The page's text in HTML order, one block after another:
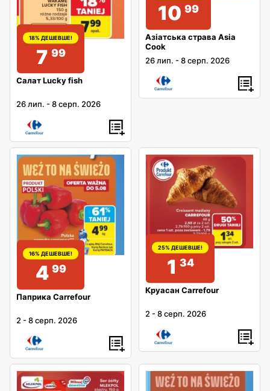
18% ДЕШЕВШЕ!
7 99
Салат Lucky fish
26 лип. -8 серп. 2026
10 99
Азіатська страва Asia
Cook
26 лип. -8 серп. 2026
16% ДЕШЕВШЕ!
4 99
Паприка Carrefour
2 -8 серп. 2026
25% ДЕШЕВШЕ!
1 34
Круасан Carrefour
2 -8 серп. 2026